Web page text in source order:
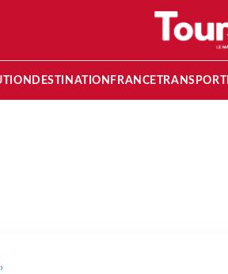
DESTINATION FRANCETRANSPORT
›